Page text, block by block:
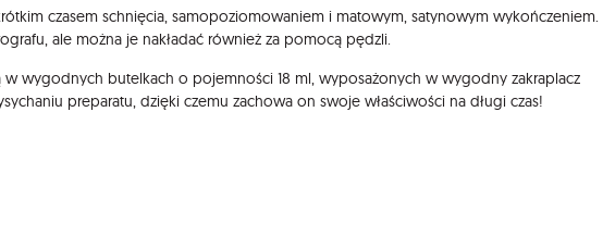
czasem schnięcia, samopoziomowaniem i matowym, satynowym wykończeniem.
ale można je nakładać również za pomocą pędzli.
w wygodnych butelkach o pojemności 18 ml, wyposażonych w wygodny zakraplacz
preparatu, dzięki czemu zachowa on swoje właściwości na długi czas!